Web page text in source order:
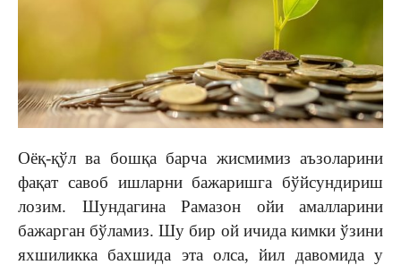
Оёқ-қўл ва бошқа барча жисмимиз аъзоларини
фақат савоб ишларни бажаришга бўйсундириш
лозим. Шундагина Рамазон ойи амалларини
бажарган бўламиз. Шу бир ой ичида кимки ўзини
яхшиликка бахшида эта олса, йил давомида у